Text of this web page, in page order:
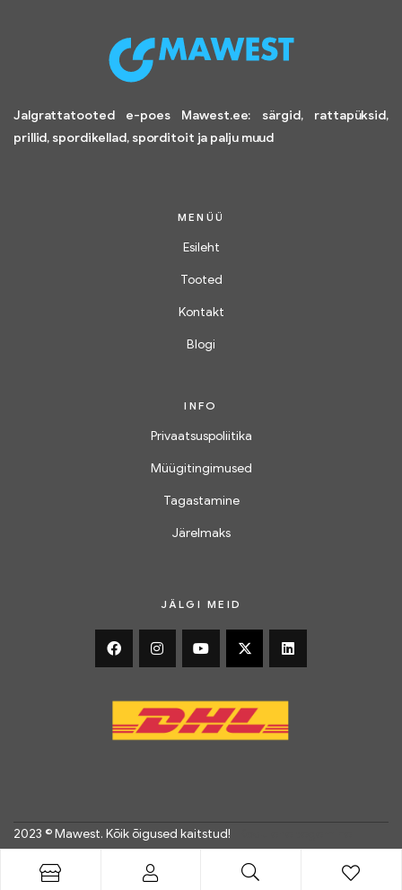
Jalgrattatooted e-poes Mawest.ee: särgid, rattapüksid,
prillid, spordikellad, sporditoit ja palju muud
MENÜÜ
Esileht
Tooted
Kontakt
Blogi
INFO
Privaatsuspoliitika
Müügitingimused
Tagastamine
Järelmaks
JÄLGI MEID
2023 © Mawest. Kõik õigused kaitstud!